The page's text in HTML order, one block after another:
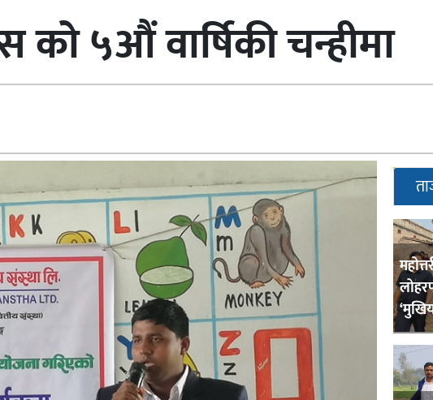
को ५औं वार्षिकी चन्हीमा